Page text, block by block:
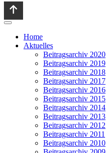
Home
Aktuelles
Beitragsarchiv 2020
Beitragsarchiv 2019
Beitragsarchiv 2018
Beitragsarchiv 2017
Beitragsarchiv 2016
Beitragsarchiv 2015
Beitragsarchiv 2014
Beitragsarchiv 2013
Beitragsarchiv 2012
Beitragsarchiv 2011
Beitragsarchiv 2010